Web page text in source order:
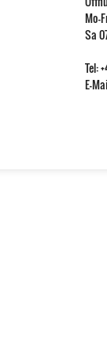
Mo-
Sa
Tel:
E-